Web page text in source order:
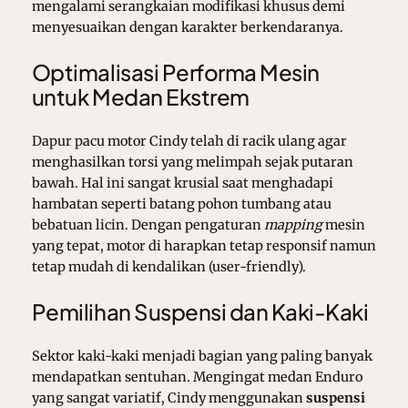
mengalami serangkaian modifikasi khusus demi
menyesuaikan dengan karakter berkendaranya.
Optimalisasi Performa Mesin
untuk Medan Ekstrem
Dapur pacu motor Cindy telah di racik ulang agar
menghasilkan torsi yang melimpah sejak putaran
bawah. Hal ini sangat krusial saat menghadapi
hambatan seperti batang pohon tumbang atau
bebatuan licin. Dengan pengaturanmappingmesin
yang tepat, motor di harapkan tetap responsif namun
tetap mudah di kendalikan (user-friendly).
Pemilihan Suspensi dan Kaki-Kaki
Sektor kaki-kaki menjadi bagian yang paling banyak
mendapatkan sentuhan. Mengingat medan Enduro
yang sangat variatif, Cindy menggunakansuspensi